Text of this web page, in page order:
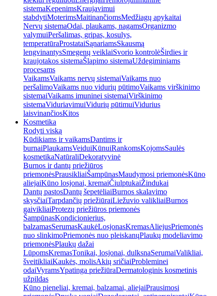
sistemaKepenimsKraujavimui
stabdytiMoterimsMaitinančiomsMedžiagų apykaitai
Nervų sistemaOdai, plaukams, nagamsOrganizmo
valymuiPeršalimas, gripas, kosulys,
temperatūraProstataiSąnariamsSkausmą
lengvinantysSmegenų veiklaiSvorio kontrolėŠirdies ir
kraujotakos sistemaŠlapimo sistemaUždegiminiams
procesams
VaikamsVaikams nervų sistemaiVaikams nuo
peršalimoVaikams nuo vidurių pūtimoVaikams virškinimo
sistemaiVaikams imuninei sistemaiVirškinimo
sistemaViduriavimuiVidurių pūtimuiVidurius
laisvinančiosKitos
Kosmetika
Rodyti viską
Kūdikiams ir vaikamsDantims ir
burnaiPlaukamsVeiduiKūnuiRankomsKojomsSaulės
kosmetikaNatūraliDekoratyvinė
Burnos ir dantų priežiūros
priemonėsPrausikliaiŠampūnasMaudymosi priemonėsKūno
aliejaiKūno losjonai, kremaiČiulptukaiŽindukai
Dantų pastosDantų šepetėliaiBurnos skalavimo
skysčiaiTarpdančių priežiūraiLiežuvio valikliaiBurnos
gaivikliaiProtezų priežiūros priemonės
ŠampūnasKondicionierius,
balzamasSerumasKaukėLosjonasKremasAliejusPriemonės
nuo slinkimoPriemonės nuo pleiskanųPlaukų modeliavimo
priemonėsPlaukų dažai
LūpomsKremasTonikai, losjonai, dulksnaSerumaiValikliai,
šveitikliaiKaukės, molisAkių sričiaiProbleminei
odaiVyramsYpatinga priežiūraDermatologinis kosmetinis
užpildas
Kūno pieneliai, kremai, balzamai, aliejaiPrausimosi